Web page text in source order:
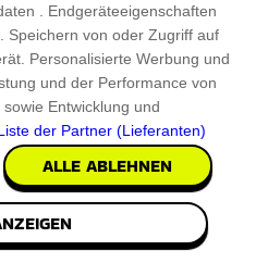
. Endgeräteeigenschaften
Speichern von oder Zugriff auf
Personalisierte Werbung und
und der Performance von
Entwicklung und
der Partner (Lieferanten)
ALLE ABLEHNEN